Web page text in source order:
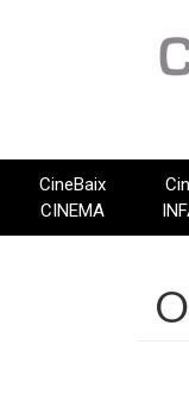
CineBaix
CINEMA